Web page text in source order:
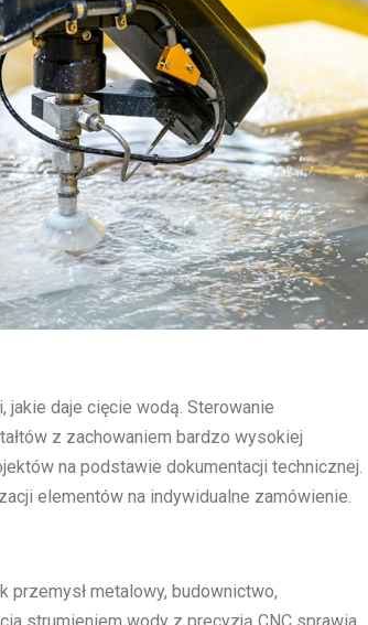
daje cięcie wodą. Sterowanie
z zachowaniem bardzo wysokiej
na podstawie dokumentacji technicznej.
elementów na indywidualne zamówienie.
przemysł metalowy, budownictwo,